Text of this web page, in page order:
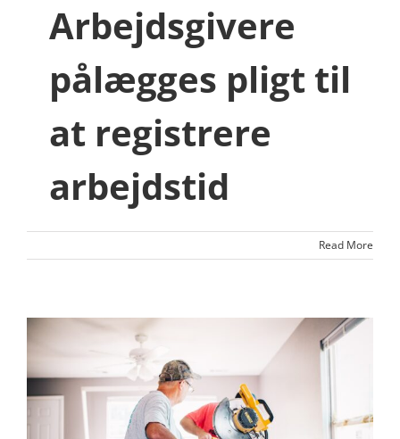
Arbejdsgivere
pålægges pligt til
at registrere
arbejdstid
Read More